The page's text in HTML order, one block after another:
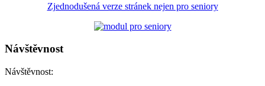
Zjednodušená verze stránek nejen pro seniory
Návštěvnost
Návštěvnost: